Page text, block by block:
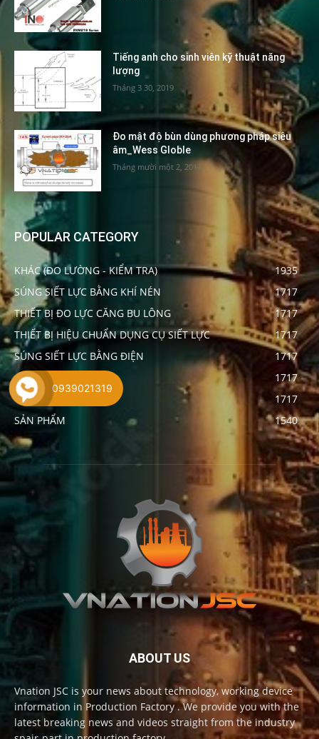
Tiếng anh cho sinh viên kỹ thuật năng
lượng
Tháng 3 30, 2019
Đo mật độ bùn dùng phương pháp siêu
âm_Wess Globle
Tháng mười một 2, 2017
POPULAR CATEGORY
KHÁC (ĐO LƯỜNG - KIỂM TRA)
1935
SÚNG SIẾT LỰC BẰNG KHÍ NÉN
1717
THIẾT BỊ ĐO LỰC CĂNG BU LÔNG
1717
THIẾT BỊ HIỆU CHUẨN DỤNG CỤ SIẾT LỰC
1717
SÚNG SIẾT LỰC BẰNG ĐIỆN
1717
CỜ LÊ NHÂN LỰC
1717
TÔ VÍT LỰC
1717
SẢN PHẨM
1540
ABOUT US
Vnation JSC is your news about technology, working device
information in Production Factory . We provide you with the
latest breaking news and videos straight from the industry
0939021319